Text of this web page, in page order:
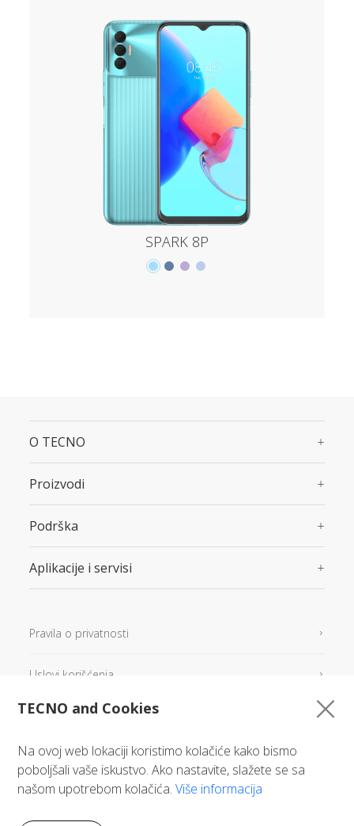
SPARK 8P
O TECNO
Proizvodi
Podrška
Aplikacije i servisi
Pravila o privatnosti
Uslovi korišćenja
Mapa sajta
Република Србија
TECNO and Cookies
Na ovoj web lokaciji koristimo kolačiće kako bismo
poboljšali vaše iskustvo. Ako nastavite, slažete se sa
našom upotrebom kolačića. Više informacija